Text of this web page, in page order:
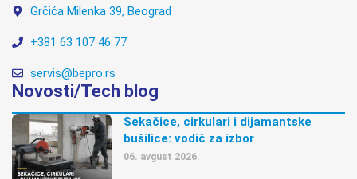
Grčića Milenka 39, Beograd
+381 63 107 46 77
servis@bepro.rs
Novosti/Tech blog
Sekačice, cirkulari i dijamantske
bušilice: vodič za izbor
06. avgust 2026.